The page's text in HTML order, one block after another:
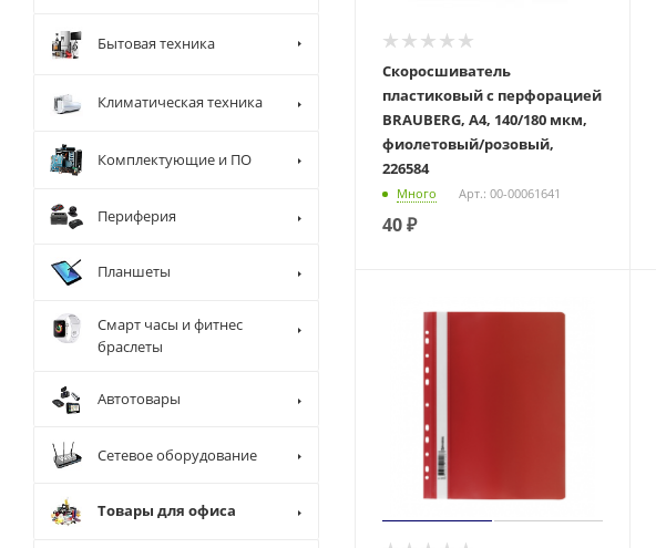
Скоросшиватель
пластиковый с перфорацией
BRAUBERG, А4, 140/180 мкм,
фиолетовый/розовый,
226584
Много Арт.: 00-00061641
40₽
Бытовая техника
Климатическая техника
Комплектующие и ПО
Периферия
Планшеты
Смарт часы и фитнес
браслеты
Автотовары
Сетевое оборудование
Товары для офиса